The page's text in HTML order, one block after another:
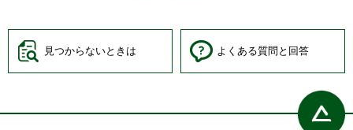
見つからないときは よくある質問と回答